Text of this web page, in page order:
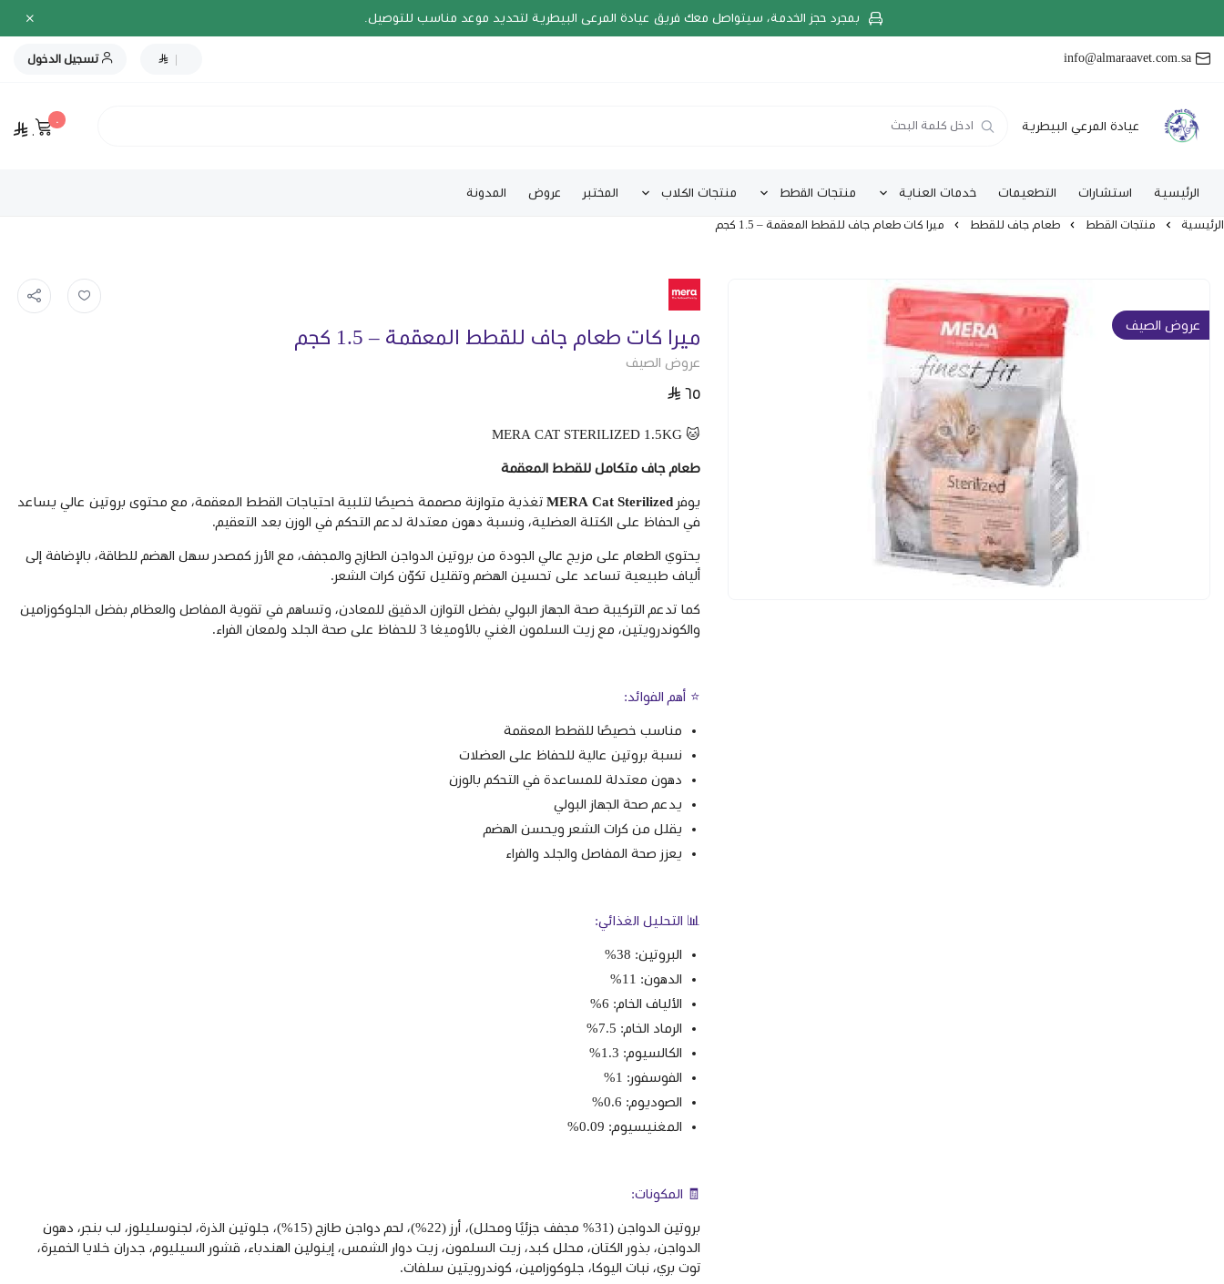
بمجرد حجز الخدمة، سيتواصل معك فريق عيادة المرعى البيطرية لتحديد موعد مناسب للتوصيل.
info@almaraavet.com.sa
| تسجيل الدخول
عيادة المرعي البيطرية
٠
٠
الرئيسية استشارات التطعيمات خدمات العناية منتجات القطط منتجات الكلاب المختبر عروض المدونة
الرئيسية منتجات القطط طعام جاف للقطط ميرا كات طعام جاف للقطط المعقمة – 1.5 كجم
عروض الصيف
ميرا كات طعام جاف للقطط المعقمة – 1.5 كجم
عروض الصيف
٦٥
🐱 MERA CAT STERILIZED 1.5KG
طعام جاف متكامل للقطط المعقمة
يوفر MERA Cat Sterilized تغذية متوازنة مصممة خصيصًا لتلبية احتياجات القطط المعقمة، مع محتوى بروتين عالي يساعد
في الحفاظ على الكتلة العضلية، ونسبة دهون معتدلة لدعم التحكم في الوزن بعد التعقيم.
يحتوي الطعام على مزيج عالي الجودة من بروتين الدواجن الطازج والمجفف، مع الأرز كمصدر سهل الهضم للطاقة، بالإضافة إلى
ألياف طبيعية تساعد على تحسين الهضم وتقليل تكوّن كرات الشعر.
كما تدعم التركيبة صحة الجهاز البولي بفضل التوازن الدقيق للمعادن، وتساهم في تقوية المفاصل والعظام بفضل الجلوكوزامين
والكوندرويتين، مع زيت السلمون الغني بالأوميغا 3 للحفاظ على صحة الجلد ولمعان الفراء.
⭐ أهم الفوائد:
مناسب خصيصًا للقطط المعقمة
نسبة بروتين عالية للحفاظ على العضلات
دهون معتدلة للمساعدة في التحكم بالوزن
يدعم صحة الجهاز البولي
يقلل من كرات الشعر ويحسن الهضم
يعزز صحة المفاصل والجلد والفراء
📊 التحليل الغذائي:
البروتين: 38%
الدهون: 11%
الألياف الخام: 6%
الرماد الخام: 7.5%
الكالسيوم: 1.3%
الفوسفور: 1%
الصوديوم: 0.6%
المغنيسيوم: 0.09%
🧾 المكونات:
بروتين الدواجن (31% مجفف جزئيًا ومحلل)، أرز (22%)، لحم دواجن طازج (15%)، جلوتين الذرة، لجنوسليلوز، لب بنجر، دهون
الدواجن، بذور الكتان، محلل كبد، زيت السلمون، زيت دوار الشمس، إينولين الهندباء، قشور السيليوم، جدران خلايا الخميرة،
توت بري، نبات اليوكا، جلوكوزامين، كوندرويتين سلفات.